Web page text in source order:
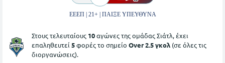
ΕΕΕΠ | 21+ | ΠΑΙΞΕ ΥΠΕΥΘΥΝΑ
Στους τελευταίους 10αγώνες της ομάδας Σιάτλ, έχει
επαληθευτεί 5φορές το σημείο Over 2.5 γκολ (σε όλες τις
διοργανώσεις).